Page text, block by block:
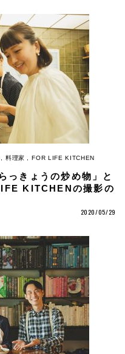
料理家 FOR LIFE KITCHEN
っきょうの炒め物」と
KITCHENの撮影の
2020/05/29